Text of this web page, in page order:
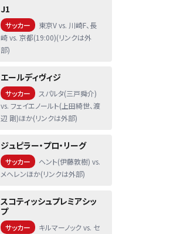
J1
サッカー
東京V vs. 川崎F、長
崎 vs. 京都(19:00)(リンクは外
部)
エールディヴィジ
サッカー
スパルタ(三戸舜介)
vs. フェイエノールト(上田綺世、渡
辺 剛)ほか(リンクは外部)
ジュピラー・プロ・リーグ
サッカー
ヘント(伊藤敦樹) vs.
メヘレンほか(リンクは外部)
スコティッシュプレミアシッ
プ
サッカー
キルマーノック vs. セ